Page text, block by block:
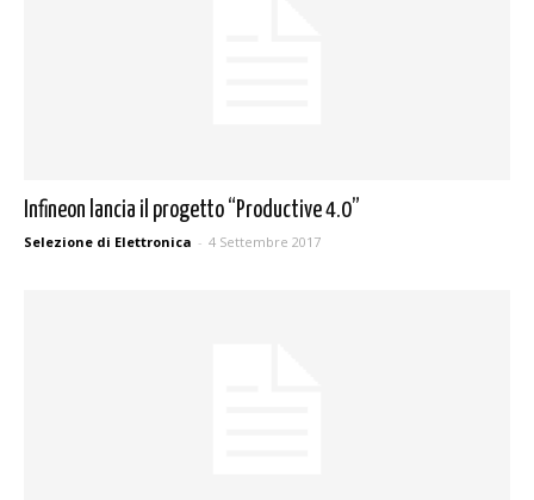
Infineon lancia il progetto “Productive 4.0”
Selezione di Elettronica - 4 Settembre 2017